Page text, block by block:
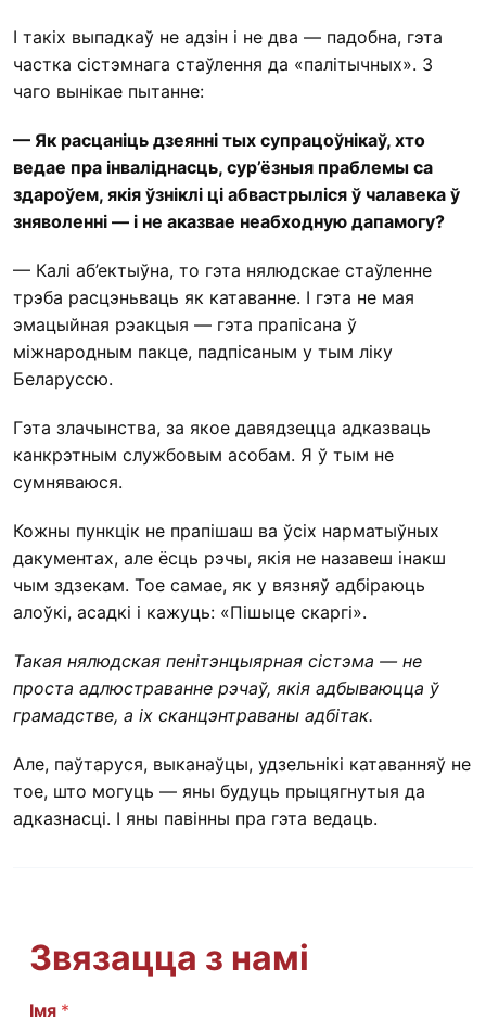
І такіх выпадкаў не адзін і не два — падобна, гэта
частка сістэмнага стаўлення да «палітычных». З
чаго вынікае пытанне:
— Як расцаніць дзеянні тых супрацоўнікаў, хто
ведае пра інваліднасць, сур’ёзныя праблемы са
здароўем, якія ўзніклі ці абвастрыліся ў чалавека ў
зняволенні — і не аказвае неабходную дапамогу?
— Калі аб’ектыўна, то гэта нялюдскае стаўленне
трэба расцэньваць як катаванне. І гэта не мая
эмацыйная рэакцыя — гэта прапісана ў
міжнародным пакце, падпісаным у тым ліку
Беларуссю.
Гэта злачынства, за якое давядзецца адказваць
канкрэтным службовым асобам. Я ў тым не
сумняваюся.
Кожны пункцік не прапішаш ва ўсіх нарматыўных
дакументах, але ёсць рэчы, якія не назавеш інакш
чым здзекам. Тое самае, як у вязняў адбіраюць
алоўкі, асадкі і кажуць: «Пішыце скаргі».
Такая нялюдская пенітэнцыярная сістэма — не
проста адлюстраванне рэчаў, якія адбываюцца ў
грамадстве, а іх сканцэнтраваны адбітак.
Але, паўтаруся, выканаўцы, удзельнікі катаванняў не
тое, што могуць — яны будуць прыцягнутыя да
адказнасці. І яны павінны пра гэта ведаць.
Звязацца з намі
С
Імя *